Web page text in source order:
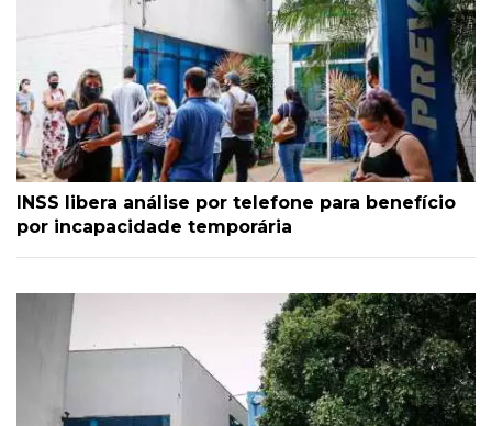
INSS libera análise por telefone para benefício
por incapacidade temporária